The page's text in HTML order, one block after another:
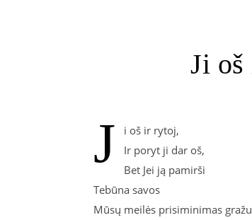
Ji
J
i oš ir rytoj,
Ir poryt ji dar oš,
Bet Jei ją pamirši
Tebūna savos
Mūsų meilės prisiminimas